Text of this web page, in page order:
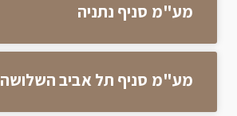
מע"מ סניף נתניה
מע"מ סניף תל אביב השלושה